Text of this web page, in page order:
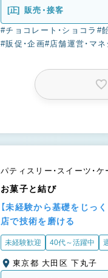
[正] 販売・接客
#チョコレート・ショコラ #
#販促・企画#店舗運営・マ
パティスリー・スイーツ・ケ
お菓子と結び
【未経験から基礎をじっ
店で技術を磨ける
未経験歓迎 40代～活躍中
東京都 大田区 下丸子